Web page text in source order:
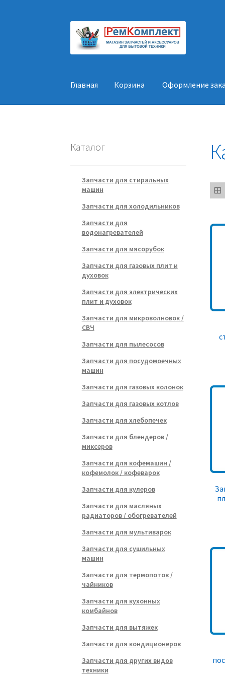
Перейти
навигации
Перейти
содержимому
Главная Корзина Оформление
Каталог
Запчасти для стиральных
машин
Запчасти для холодильников
Запчасти для
водонагревателей
Запчасти для мясорубок
Запчасти для газовых плит и
духовок
Запчасти для электрических
плит и духовок
Запчасти для микроволновок /
СВЧ
Запчасти для пылесосов
Запчасти для посудомоечных
машин
Запчасти для газовых колонок
Запчасти для газовых котлов
Запчасти для хлебопечек
Запчасти для блендеров /
миксеров
Запчасти для кофемашин /
кофемолок / кофеварок
Запчасти для кулеров
Запчасти для масляных
радиаторов / обогревателей
Запчасти для мультиварок
Запчасти для сушильных
машин
Запчасти для термопотов /
чайников
Запчасти для кухонных
комбайнов
Запчасти для вытяжек
Запчасти для кондиционеров
Запчасти для других видов
техники